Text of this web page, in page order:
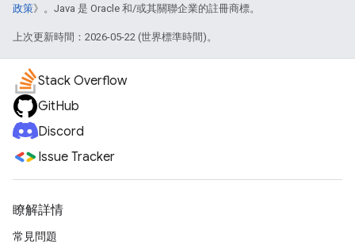
政策》。Java 是 Oracle 和/或其關聯企業的註冊商標。
上次更新時間：2026-05-22 (世界標準時間)。
Stack Overflow
GitHub
Discord
Issue Tracker
瞭解詳情
常見問題